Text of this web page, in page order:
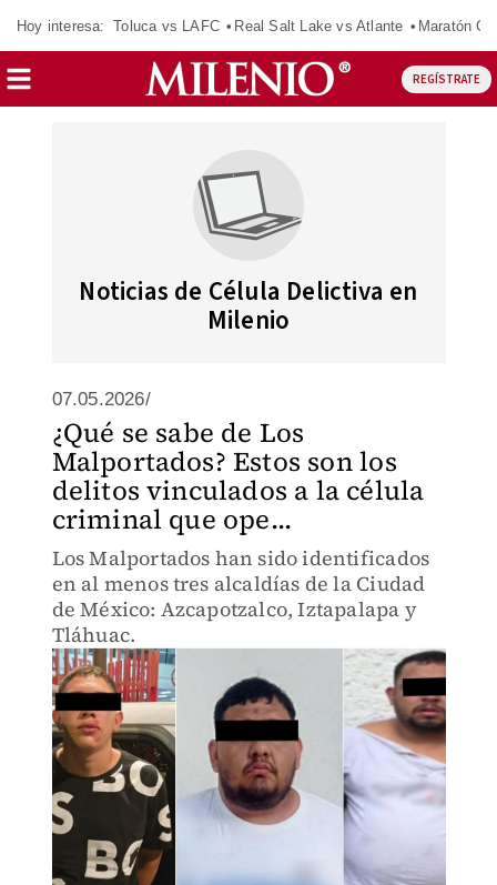
Hoy interesa: Toluca vs LAFC Real Salt Lake vs Atlante Maratón
REGÍSTRATE
Noticias de Célula Delictiva en
Milenio
07.05.2026/
¿Qué se sabe de Los
Malportados? Estos son los
delitos vinculados a la célula
criminal que ope...
Los Malportados han sido identificados
en al menos tres alcaldías de la Ciudad
de México: Azcapotzalco, Iztapalapa y
Tláhuac.